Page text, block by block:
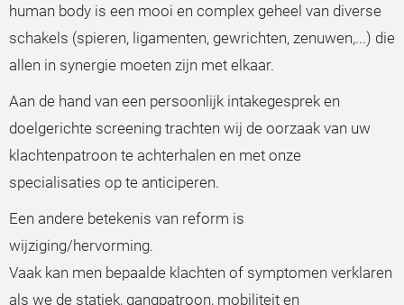
human body is een mooi en complex geheel van diverse
schakels (spieren, ligamenten, gewrichten, zenuwen,...) die
allen in synergie moeten zijn met elkaar.
Aan de hand van een persoonlijk intakegesprek en
doelgerichte screening trachten wij de oorzaak van uw
klachtenpatroon te achterhalen en met onze
specialisaties op te anticiperen.
Een andere betekenis van reform is
wijziging/hervorming.
Vaak kan men bepaalde klachten of symptomen verklaren
als we de statiek, gangpatroon, mobiliteit en